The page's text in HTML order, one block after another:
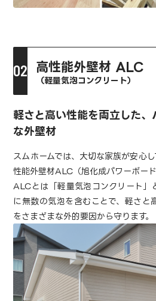
高性能外壁材 ALC
（軽量気泡コンクリート）
軽さと高い性能を両立した、
な外壁材
スムホームでは、大切な家族が安心
性能外壁材ALC（旭化成パワーボード
ALCとは「軽量気泡コンクリート」
に無数の気泡を含むことで、軽さと
をさまざまな外的要因から守ります。